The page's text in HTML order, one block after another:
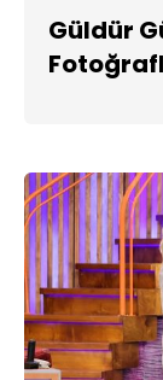
Güldür